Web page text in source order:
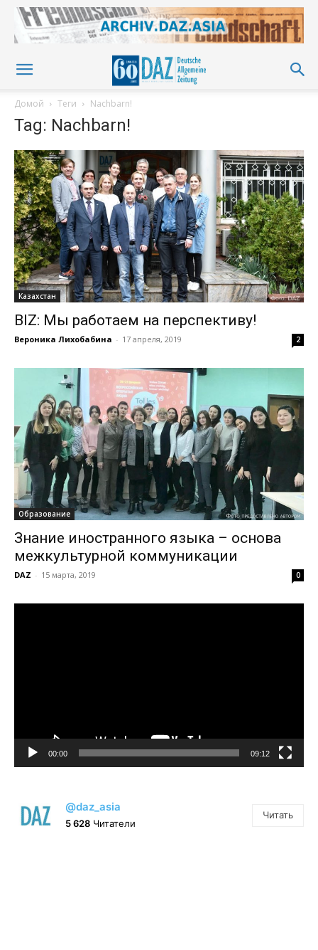
Домой Теги Nachbarn!
Tag: Nachbarn!
Казахстан
BIZ: Мы работаем на перспективу!
Вероника Лихобабина - 17 апреля, 2019 2
Образование
Знание иностранного языка – основа
межкультурной коммуникации
DAZ - 15 марта, 2019 0
00:00 09:12
@daz_asia
5 628 Читатели
Читать